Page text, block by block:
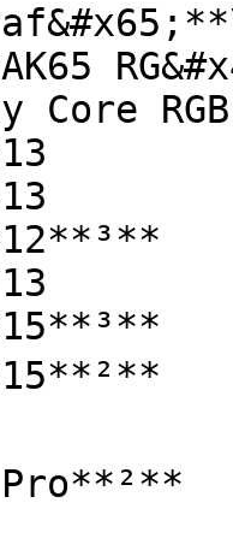
Core